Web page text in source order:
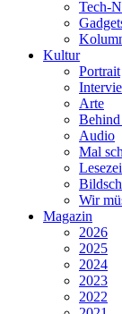
Tech-
Kultur
Portrait
Arte
Audio
Mal
Wir
Magazin
2026
2025
2024
2023
2022